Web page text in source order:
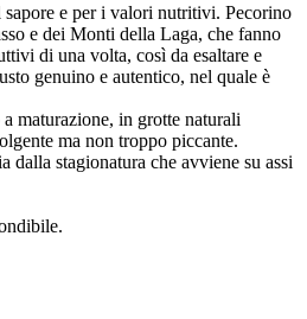
e per i valori nutritivi. Pecorino
e dei Monti della Laga, che fanno
di una volta, così da esaltare e
genuino e autentico, nel quale è
maturazione, in grotte naturali
ma non troppo piccante.
dalla stagionatura che avviene su assi